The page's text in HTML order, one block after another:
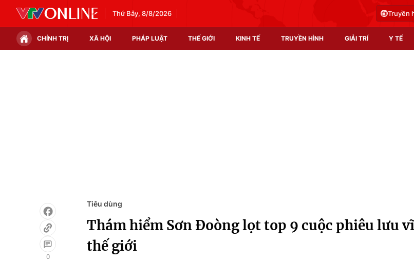
Thứ Bảy, 8/8/2026 Truyền
CHÍNH TRỊ XÃ HỘI PHÁP LUẬT THẾ GIỚI KINH TẾ TRUYỀN HÌNH GIẢI TRÍ Y TẾ
0
Tiêu dùng
Thám hiểm Sơn Đoòng lọt top 9 cuộc phiêu lưu
thế giới